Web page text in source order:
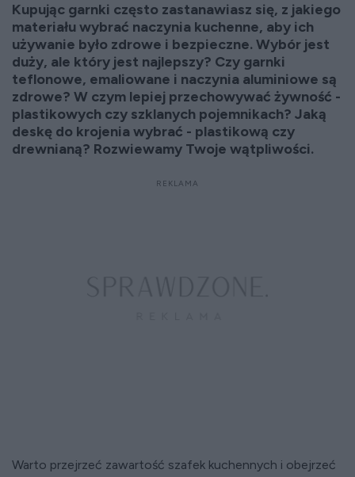
Kupując garnki często zastanawiasz się, z jakiego
materiału wybrać naczynia kuchenne, aby ich
używanie było zdrowe i bezpieczne. Wybór jest
duży, ale który jest najlepszy? Czy garnki
teflonowe, emaliowane i naczynia aluminiowe są
zdrowe? W czym lepiej przechowywać żywność -
plastikowych czy szklanych pojemnikach? Jaką
deskę do krojenia wybrać - plastikową czy
drewnianą? Rozwiewamy Twoje wątpliwości.
Warto przejrzeć zawartość szafek kuchennych i obejrzeć